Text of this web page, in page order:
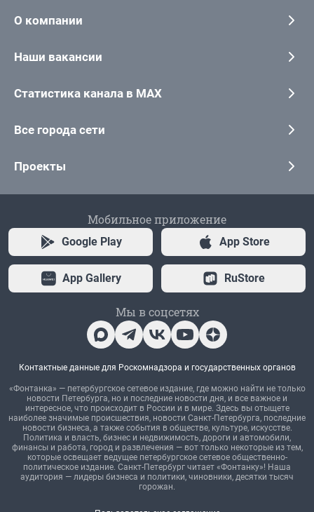
О компании
Наши вакансии
Статистика канала в MAX
Все города сети
Проекты
Мобильное приложение
Google Play App Store
App Gallery RuStore
Мы в соцсетях
Контактные данные для Роскомнадзора и государственных органов
«Фонтанка» — петербургское сетевое издание, где можно найти не только
новости Петербурга, но и последние новости дня, и все важное и
интересное, что происходит в России и в мире. Здесь вы отыщете
наиболее значимые происшествия, новости Санкт-Петербурга, последние
новости бизнеса, а также события в обществе, культуре, искусстве.
Политика и власть, бизнес и недвижимость, дороги и автомобили,
финансы и работа, город и развлечения — вот только некоторые из тем,
которые освещает ведущее петербургское сетевое общественно-
политическое издание. Санкт-Петербург читает «Фонтанку»! Наша
аудитория — лидеры бизнеса и политики, чиновники, десятки тысяч
горожан.